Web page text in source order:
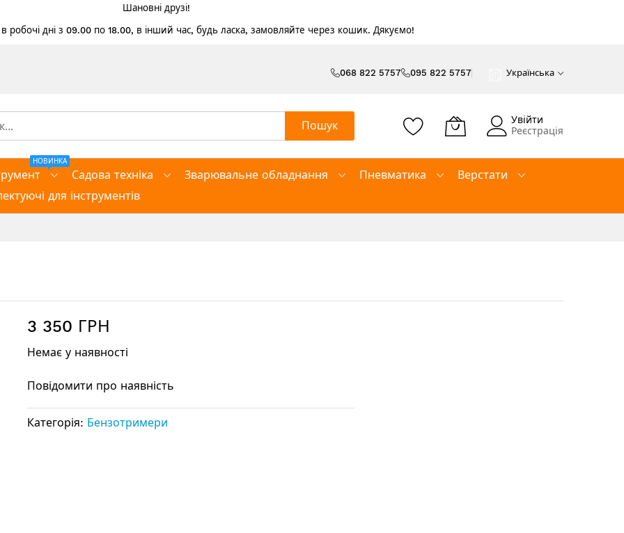
Шановні друзі!
робочі дні з 09.00 по 18.00, в інший час, будь ласка, замовляйте через кошик. Дякуємо!
068 822 5757 095 822 5757 Українська
Пошук
Увійти
Реєстрація
НОВИНКА
Садова техніка Зварювальне обладнання Пневматика
Верстати
для інструментів
3 350 ГРН
Немає у наявності
Повідомити про наявність
Категорія: Бензотримери